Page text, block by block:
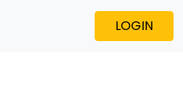
LOGIN